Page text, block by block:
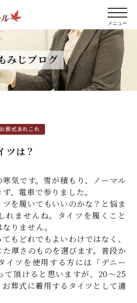
みじブログ
お葬式あれこれ
ツは？
気です。雪が積もり、ノーマル
、電車で参りました。
を履いてもいいのかな？と悩ま
れませんね。タイツを履くこと
りません。
もどれでもよいわけではなく、
厚さのものを選びます。普段か
イツを使用する方には「デニー
て頂けると思いますが、20～25
葬式に着用するタイツとして適